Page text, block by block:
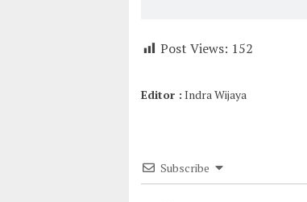
Post Views: 152
Editor : Indra Wijaya
Subscribe